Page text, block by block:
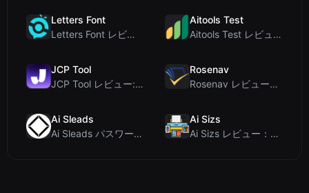
Letters Font
Letters Font レビュー：Instagramなどで使える無料Unicodeフォントジェネレ...
Aitools Test
Aitools Test レビュー：無料ブラウザベースのAI検出器、トークンカウンター、コスト見積も...
JCP Tool
JCP Tool レビュー: JSON、CSV、YAML、XML対応の無料クライアントサイドデータ変...
Rosenav
Rosenav レビュー：無料オンラインコサイン類似度チェッカー＆テキスト差分ツール
Ai Sleads
Ai Sleads パスワード強度チェッカーレビュー：ゼロアップロード、リアルタイムエントロピー分析
Ai Sizs
Ai Sizs レビュー：無料でプライベートな画像類似度比較・ぼけ検出ツール